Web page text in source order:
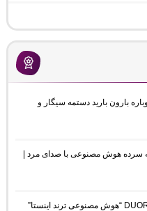
بارون بارید دستمه سیگار و
سرده هوش مصنوعی با صدای مرد |